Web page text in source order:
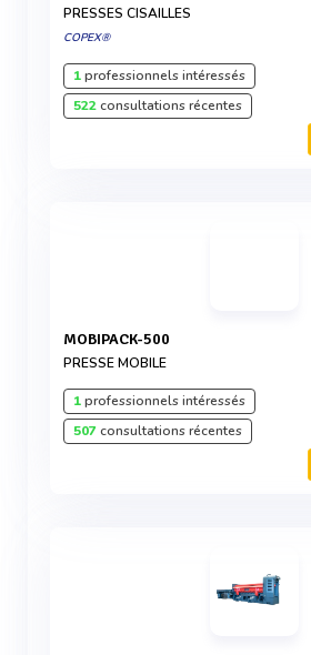
PRESSES CISAILLES
COPEX®
1professionnels intéressés
522consultations récentes
MOBIPACK-500
PRESSE MOBILE
1professionnels intéressés
507consultations récentes